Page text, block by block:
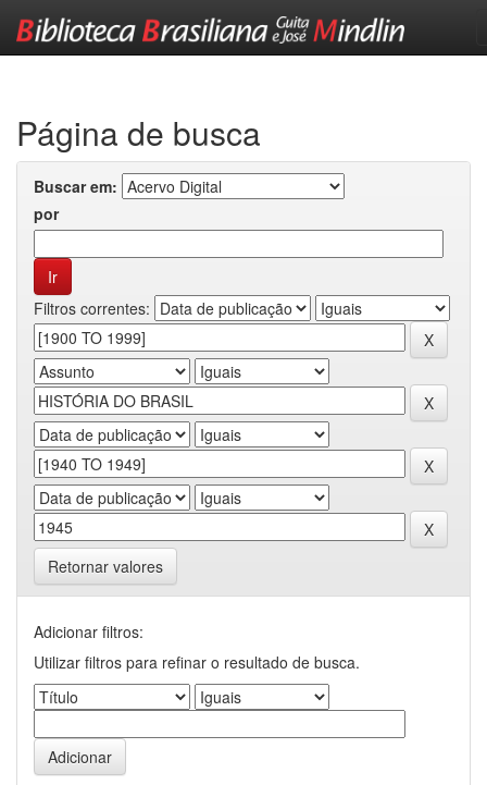
Página de busca
Buscar em:
por
Filtros correntes:
Retornar valores
Adicionar filtros:
Utilizar filtros para refinar o resultado de busca.